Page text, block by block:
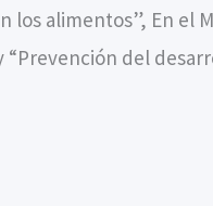
los alimentos”, En el
del